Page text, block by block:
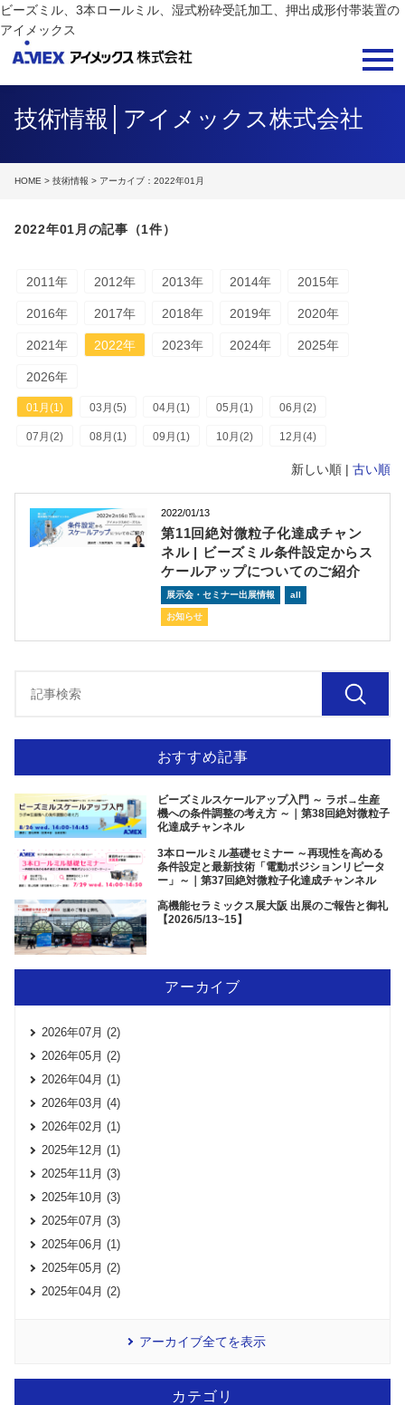
ビーズミル、3本ロールミル、湿式粉砕受託加工、押出成形付帯装置の
アイメックス
技術情報│アイメックス株式会社
HOME > 技術情報 > アーカイブ：2022年01月
2022年01月の記事（1件）
2011年 2012年 2013年 2014年 2015年
2016年 2017年 2018年 2019年 2020年
2021年 2022年 2023年 2024年 2025年
2026年
01月(1) 03月(5) 04月(1) 05月(1) 06月(2)
07月(2) 08月(1) 09月(1) 10月(2) 12月(4)
新しい順 | 古い順
2022/01/13
第11回絶対微粒子化達成チャン
ネル | ビーズミル条件設定からス
ケールアップについてのご紹介
展示会・セミナー出展情報 all
お知らせ
おすすめ記事
ビーズミルスケールアップ入門 ～ ラボ→生産
機への条件調整の考え方 ～｜第38回絶対微粒子
化達成チャンネル
3本ロールミル基礎セミナー ～再現性を高める
条件設定と最新技術「電動ポジションリピータ
ー」～｜第37回絶対微粒子化達成チャンネル
高機能セラミックス展大阪 出展のご報告と御礼
【2026/5/13~15】
アーカイブ
2026年07月 (2)
2026年05月 (2)
2026年04月 (1)
2026年03月 (4)
2026年02月 (1)
2025年12月 (1)
2025年11月 (3)
2025年10月 (3)
2025年07月 (3)
2025年06月 (1)
2025年05月 (2)
2025年04月 (2)
アーカイブ全てを表示
カテゴリ